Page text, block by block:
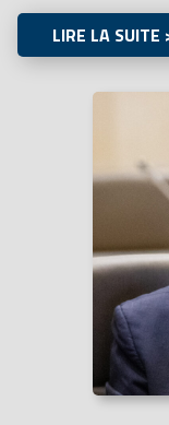
LIRE LA SUITE